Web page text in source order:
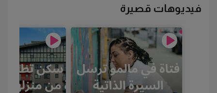
فيديوهات قصيرة